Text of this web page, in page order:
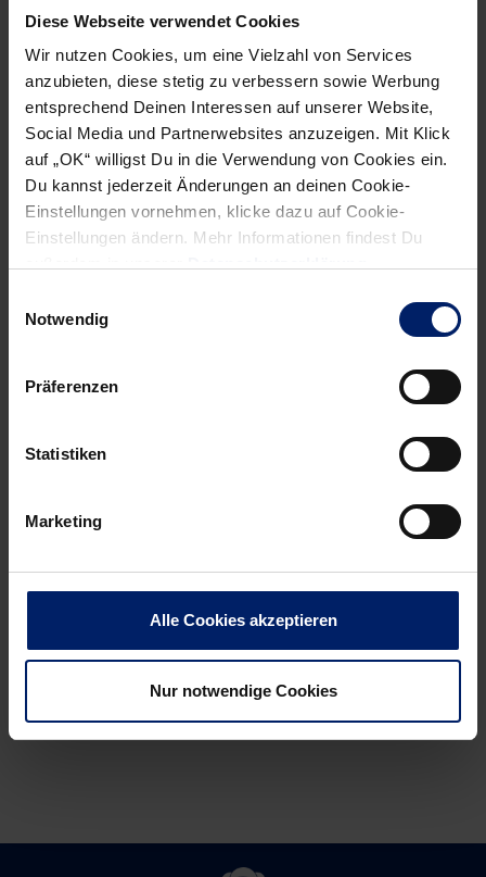
Diese Webseite verwendet Cookies
Wir nutzen Cookies, um eine Vielzahl von Services
anzubieten, diese stetig zu verbessern sowie Werbung
entsprechend Deinen Interessen auf unserer Website,
Social Media und Partnerwebsites anzuzeigen. Mit Klick
auf „OK“ willigst Du in die Verwendung von Cookies ein.
Du kannst jederzeit Änderungen an deinen Cookie-
Einstellungen vornehmen, klicke dazu auf Cookie-
Einstellungen ändern. Mehr Informationen findest Du
Notwendig
Präferenzen
Statistiken
Marketing
Alle Cookies akzeptieren
Nur notwendige Cookies
informiert werden willst, kannst du den Rhein-Neckar Löwen
Quiz-
Niclas
Kirkeløkke
Abschied
Lücken
hinterlassen“